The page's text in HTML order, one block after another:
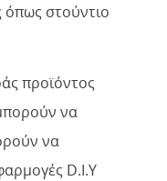
όπως στούντιο
προϊόντος
να
να
D.I.Y